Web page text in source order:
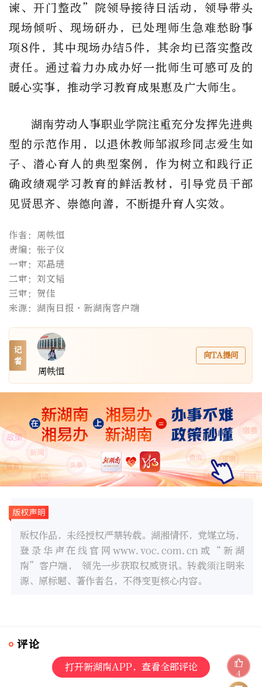
谏、开门整改”院领导接待日活动，领导带头
现场倾听、现场研办，已处理师生急难愁盼事
项8件，其中现场办结5件，其余均已落实整改
责任。通过着力办成办好一批师生可感可及的
暖心实事，推动学习教育成果惠及广大师生。
湖南劳动人事职业学院注重充分发挥先进典
型的示范作用，以退休教师邹淑珍同志爱生如
子、潜心育人的典型案例，作为树立和践行正
确政绩观学习教育的鲜活教材，引导党员干部
见贤思齐、崇德向善，不断提升育人实效。
作者：周帙恒
责编：张子仪
一审：邓晶琎
二审：刘文韬
三审：贺佳
来源：湖南日报·新湖南客户端
记
者
周帙恒
向TA提问
版权作品，未经授权严禁转载。湖湘情怀，党媒立场，
登录华声在线官网www.voc.com.cn或“新湖
南”客户端， 领先一步获取权威资讯。转载须注明来
源、原标题、著作者名，不得变更核心内容。
评论
打开新湖南APP，查看全部评论
4